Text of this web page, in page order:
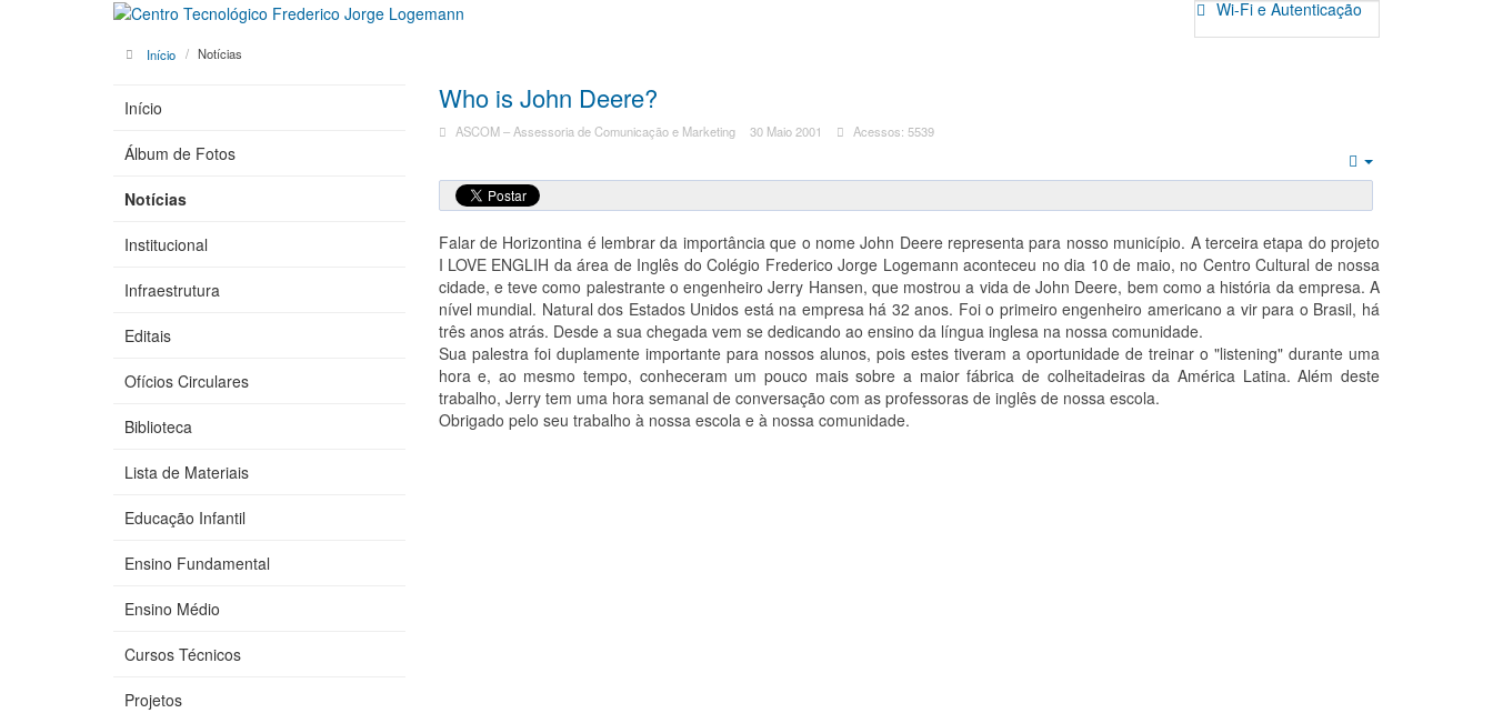
Wi-Fi e Autenticação
Início Notícias
Who is John Deere?
ASCOM – Assessoria de Comunicação e Marketing 30 Maio 2001 Acessos: 5539
Empty
Falar de Horizontina é lembrar da importância que o nome John Deere representa para nosso município. A terceira etapa do projeto
I LOVE ENGLIH da área de Inglês do Colégio Frederico Jorge Logemann aconteceu no dia 10 de maio, no Centro Cultural de nossa
cidade, e teve como palestrante o engenheiro Jerry Hansen, que mostrou a vida de John Deere, bem como a história da empresa. A
nível mundial. Natural dos Estados Unidos está na empresa há 32 anos. Foi o primeiro engenheiro americano a vir para o Brasil, há
três anos atrás. Desde a sua chegada vem se dedicando ao ensino da língua inglesa na nossa comunidade.
Sua palestra foi duplamente importante para nossos alunos, pois estes tiveram a oportunidade de treinar o "listening" durante uma
hora e, ao mesmo tempo, conheceram um pouco mais sobre a maior fábrica de colheitadeiras da América Latina. Além deste
trabalho, Jerry tem uma hora semanal de conversação com as professoras de inglês de nossa escola.
Obrigado pelo seu trabalho à nossa escola e à nossa comunidade.
Início
Álbum de Fotos
Notícias
Institucional
Infraestrutura
Editais
Ofícios Circulares
Biblioteca
Lista de Materiais
Educação Infantil
Ensino Fundamental
Ensino Médio
Cursos Técnicos
Projetos